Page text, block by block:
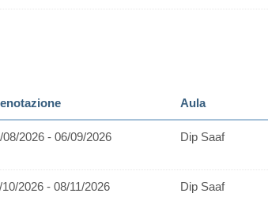
Aula
08/2026 - 06/09/2026 Dip Saaf
10/2026 - 08/11/2026 Dip Saaf